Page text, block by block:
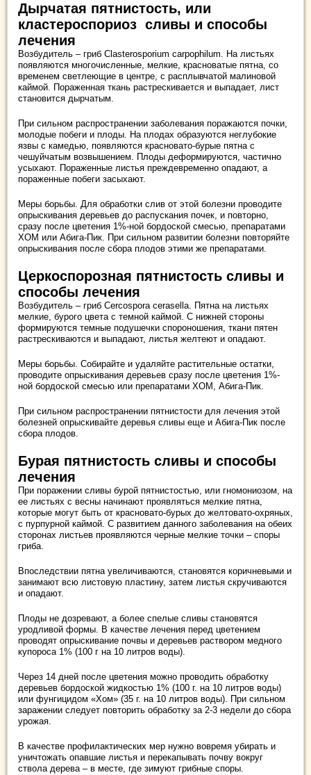
Дырчатая пятнистость, или
кластероспориоз сливы и способы
лечения
Возбудитель – гриб Clasterosporium carpophilum. На листьях
появляются многочисленные, мелкие, красноватые пятна, со
временем светлеющие в центре, с расплывчатой малиновой
каймой. Пораженная ткань растрескивается и выпадает, лист
становится дырчатым.
При сильном распространении заболевания поражаются почки,
молодые побеги и плоды. На плодах образуются неглубокие
язвы с камедью, появляются красновато-бурые пятна с
чешуйчатым возвышением. Плоды деформируются, частично
усыхают. Пораженные листья преждевременно опадают, а
пораженные побеги засыхают.
Меры борьбы. Для обработки слив от этой болезни проводите
опрыскивания деревьев до распускания почек, и повторно,
сразу после цветения 1%-ной бордоской смесью, препаратами
ХОМ или Абига-Пик. При сильном развитии болезни повторяйте
опрыскивания после сбора плодов этими же препаратами.
Церкоспорозная пятнистость сливы и
способы лечения
Возбудитель – гриб Cercospora cerasella. Пятна на листьях
мелкие, бурого цвета с темной каймой. С нижней стороны
формируются темные подушечки спороношения, ткани пятен
растрескиваются и выпадают, листья желтеют и опадают.
Меры борьбы. Собирайте и удаляйте растительные остатки,
проводите опрыскивания деревьев сразу после цветения 1%-
ной бордоской смесью или препаратами ХОМ, Абига-Пик.
При сильном распространении пятнистости для лечения этой
болезней опрыскивайте деревья сливы еще и Абига-Пик после
сбора плодов.
Бурая пятнистость сливы и способы
лечения
При поражении сливы бурой пятнистостью, или гномониозом, на
ее листьях с весны начинают проявляться мелкие пятна,
которые могут быть от красновато-бурых до желтовато-охряных,
с пурпурной каймой. С развитием данного заболевания на обеих
сторонах листьев проявляются черные мелкие точки – споры
гриба.
Впоследствии пятна увеличиваются, становятся коричневыми и
занимают всю листовую пластину, затем листья скручиваются
и опадают.
Плоды не дозревают, а более спелые сливы становятся
уродливой формы. В качестве лечения перед цветением
проводят опрыскивание почвы и деревьев раствором медного
купороса 1% (100 г на 10 литров воды).
Через 14 дней после цветения можно проводить обработку
деревьев бордоской жидкостью 1% (100 г. на 10 литров воды)
или фунгицидом «Хом» (35 г. на 10 литров воды). При сильном
заражении следует повторить обработку за 2-3 недели до сбора
урожая.
В качестве профилактических мер нужно вовремя убирать и
уничтожать опавшие листья и перекапывать почву вокруг
ствола дерева – в месте, где зимуют грибные споры.